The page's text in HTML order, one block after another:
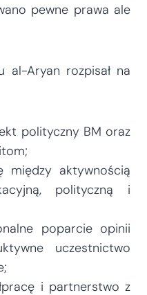
pewne prawa ale
al-Aryan rozpisał na
polityczny BM oraz
między aktywnością
polityczną i
poparcie opinii
uczestnictwo
i partnerstwo z